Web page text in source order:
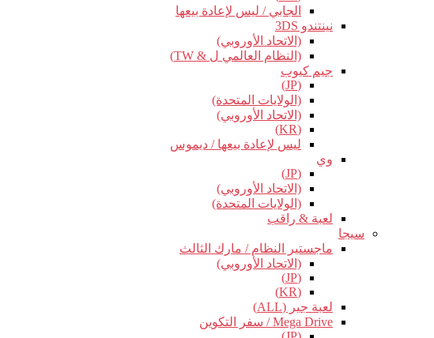
الجابي / ليس لإعادة بيعها
نينتندو 3DS
(الاتحاد الأوروبي)
(النظام العالمي ل & TW)
جيم كيوب
(JP)
(الولايات المتحدة)
(الاتحاد الأوروبي)
(KR)
ليس لإعادة بيعها / ديموس
وي
(JP)
(الاتحاد الأوروبي)
(الولايات المتحدة)
لعبة & راقب
سيجا
ماجستير النظام / مارك الثالث
(الاتحاد الأوروبي)
(JP)
(KR)
لعبة جير (ALL)
Mega Drive / سفر التكوين